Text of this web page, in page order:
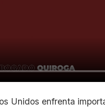
Unidos enfrenta